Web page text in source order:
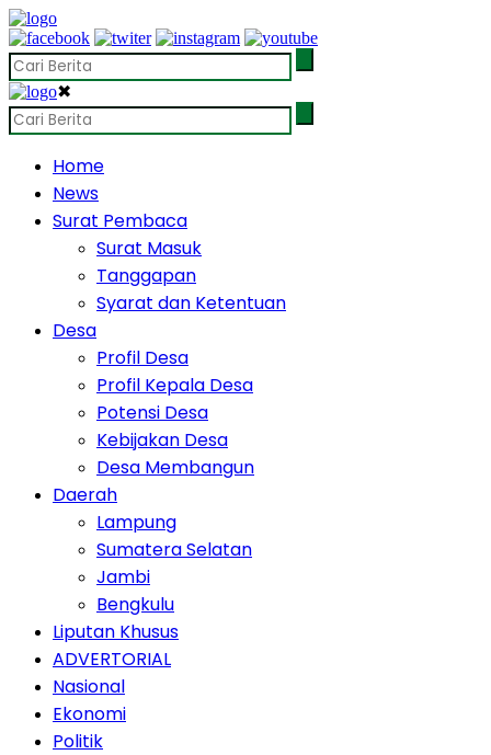
✖
Home
News
Surat Pembaca
Surat Masuk
Tanggapan
Syarat dan Ketentuan
Desa
Profil Desa
Profil Kepala Desa
Potensi Desa
Kebijakan Desa
Desa Membangun
Daerah
Lampung
Sumatera Selatan
Jambi
Bengkulu
Liputan Khusus
ADVERTORIAL
Nasional
Ekonomi
Politik